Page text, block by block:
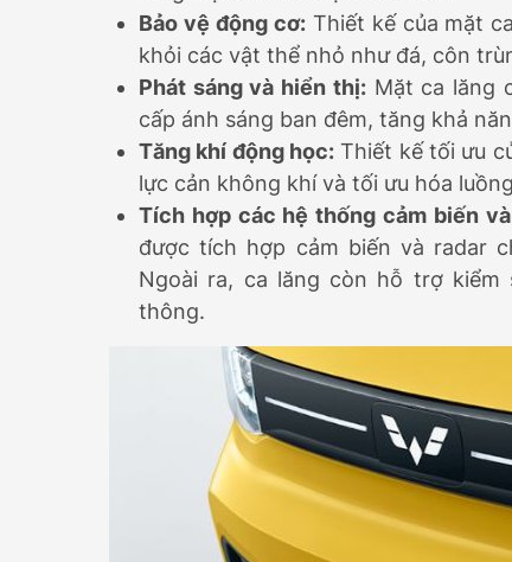
Bảo vệ động cơ:Thiết kế của mặt
khỏi các vật thể nhỏ như đá, côn
Phát sáng và hiển thị:Mặt ca lăng
cấp ánh sáng ban đêm, tăng khả
Tăng khí động học:Thiết kế tối ưu
lực cản không khí và tối ưu hóa
Tích hợp các hệ thống cảm biến
được tích hợp cảm biến và radar
Ngoài ra, ca lăng còn hỗ trợ kiểm
thông.